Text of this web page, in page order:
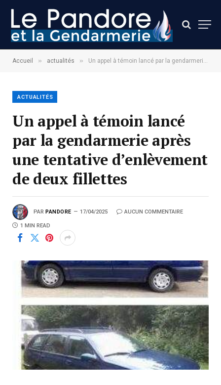
Accueil » actualités » Un appel à témoin lancé par la gendarmerie après une tentative d’enlèvement de deux fillettes
ACTUALITÉS
Un appel à témoin lancé
par la gendarmerie après
une tentative d’enlèvement
de deux fillettes
PAR PANDORE 17/04/2025 AUCUN COMMENTAIRE
1 MIN READ